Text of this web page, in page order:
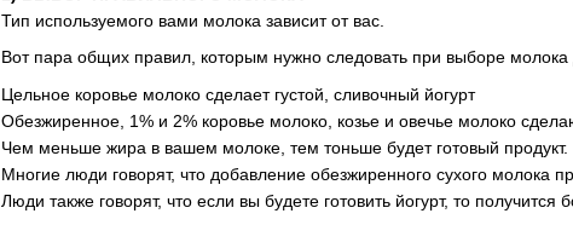
Тип используемого вами молока зависит от вас.
Вот пара общих правил, которым нужно следовать при выборе молока
Цельное коровье молоко сделает густой, сливочный йогурт
Обезжиренное, 1% и 2% коровье молоко, козье и овечье молоко
Чем меньше жира в вашем молоке, тем тоньше будет готовый продукт.
Многие люди говорят, что добавление обезжиренного сухого молока
Люди также говорят, что если вы будете готовить йогурт, то получится